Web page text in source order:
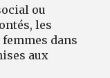
ou
les
dans
aux